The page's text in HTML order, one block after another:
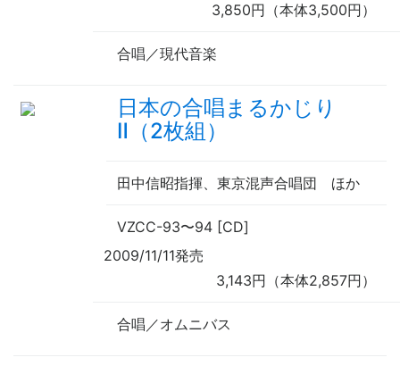
3,850円（本体3,500円）
合唱／現代音楽
日本の合唱まるかじり
Ⅱ（2枚組）
田中信昭指揮、東京混声合唱団 ほか
VZCC-93〜94 [CD]
2009/11/11発売
3,143円（本体2,857円）
合唱／オムニバス